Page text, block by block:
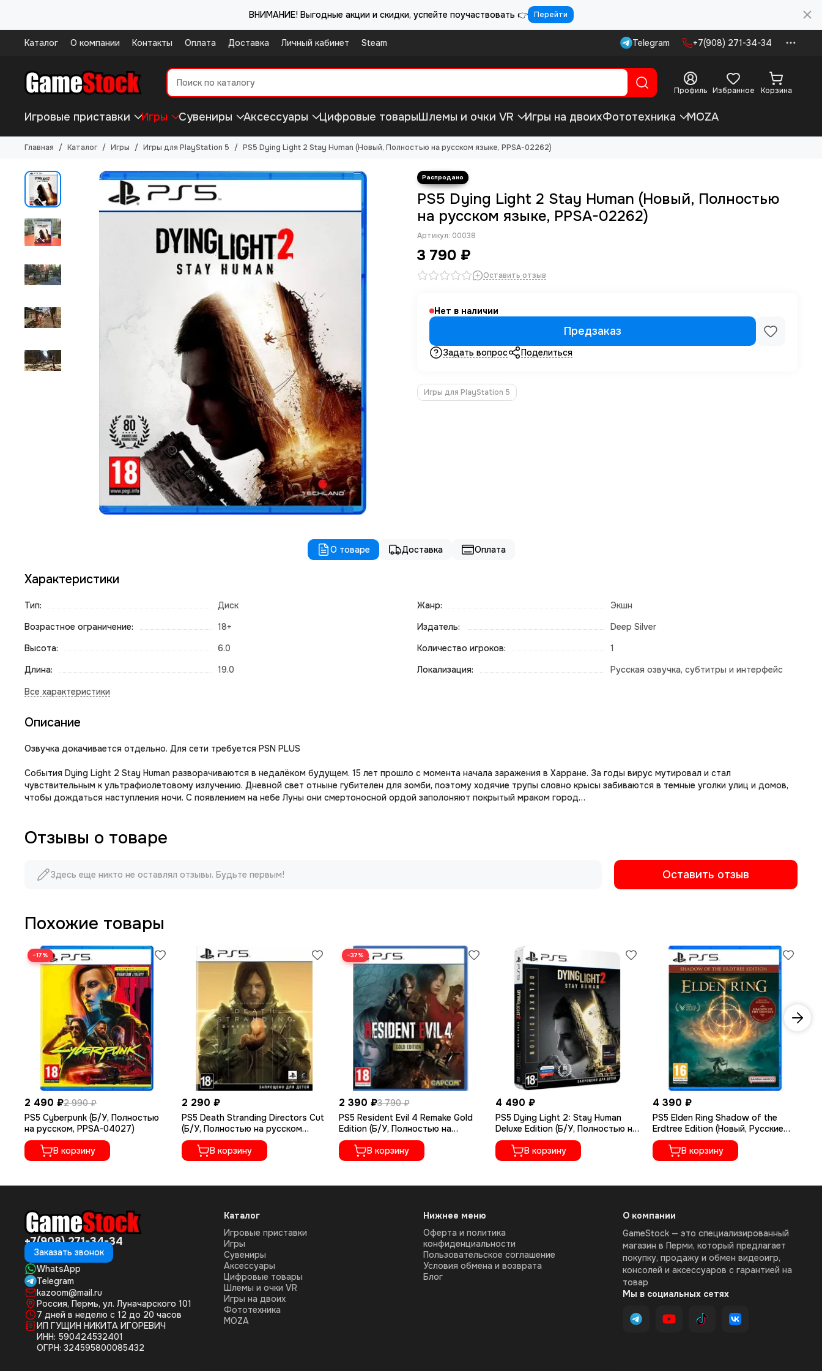
ВНИМАНИЕ! Выгодные акции и скидки, успейте поучаствовать 👉 Перейти
Каталог О компании Контакты Оплата Доставка Личный кабинет Steam Telegram +7(908) 271-34-34
Профиль Избранное Корзина
Игровые приставки Игры Сувениры Аксессуары Цифровые товарыШлемы и очки VR Игры на двоихФототехника MOZA
Главная Каталог Игры Игры для PlayStation 5 PS5 Dying Light 2 Stay Human (Новый, Полностью на русском языке, PPSA-02262)
PS5 Dying Light 2 Stay Human (Новый, Полностью
на русском языке, PPSA-02262)
Артикул: 00038
3 790 ₽
Оставить отзыв
Нет в наличии
Предзаказ
Задать вопрос Поделиться
Игры для PlayStation 5
О товаре Доставка Оплата
Характеристики
Тип:
Диск
Возрастное ограничение:
18+
Высота:
6.0
Длина:
19.0
Жанр:
Экшн
Издатель:
Deep Silver
Количество игроков:
1
Локализация:
Русская озвучка, субтитры и интерфейс
Описание
Озвучка докачивается отдельно. Для сети требуется PSN PLUS
События Dying Light 2 Stay Human разворачиваются в недалёком будущем. 15 лет прошло с момента начала заражения в Харране. За годы вирус мутировал и стал
чувствительным к ультрафиолетовому излучению. Дневной свет отныне губителен для зомби, поэтому ходячие трупы словно крысы забиваются в темные уголки улиц и домов,
чтобы дождаться наступления ночи. С появлением на небе Луны они смертоносной ордой заполоняют покрытый мраком город…
Отзывы о товаре
Здесь еще никто не оставлял отзывы. Будьте первым! Оставить отзыв
Похожие товары
−17%
2 490 ₽2 990 ₽
PS5 Cyberpunk (Б/У, Полностью
на русском, PPSA-04027)
В корзину
2 290 ₽
PS5 Death Stranding Directors Cut
(Б/У, Полностью на русском
языке, PPSA-01968)
В корзину
−37%
2 390 ₽3 790 ₽
PS5 Resident Evil 4 Remake Gold
Edition (Б/У, Полностью на
русском языке, PPSA-07412)
В корзину
4 490 ₽
PS5 Dying Light 2: Stay Human
Deluxe Edition (Б/У, Полностью на
русском языке, PPSA-02262)
В корзину
4 390 ₽
PS5 Elden Ring Shadow of the
Erdtree Edition (Новый, Русские
субтитры, PPSA-04609)
В корзину
+7(908) 271-34-34
Заказать звонок
WhatsApp
Telegram
kazoom@mail.ru
Россия, Пермь, ул. Луначарского 101
7 дней в неделю с 12 до 20 часов
ИП ГУЩИН НИКИТА ИГОРЕВИЧ
ИНН: 590424532401
ОГРН: 324595800085432
Каталог
Игровые приставки
Игры
Сувениры
Аксессуары
Цифровые товары
Шлемы и очки VR
Игры на двоих
Фототехника
MOZA
Нижнее меню
Оферта и политика
конфиденциальности
Пользовательское соглашение
Условия обмена и возврата
Блог
О компании
GameStock — это специализированный
магазин в Перми, который предлагает
покупку, продажу и обмен видеоигр,
консолей и аксессуаров с гарантией на
товар
Мы в социальных сетях